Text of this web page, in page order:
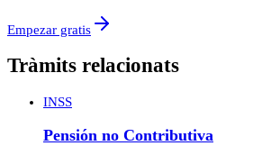
Empezar gratis
Tràmits relacionats
INSS
Pensión no Contributiva